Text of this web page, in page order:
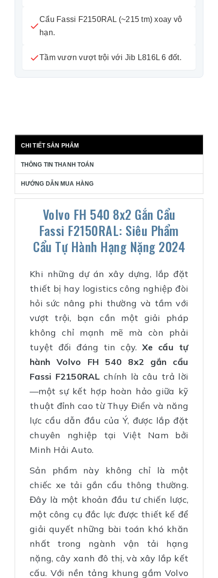
Cẩu Fassi F2150RAL (~215 tm) xoay vô
hạn.
Tầm vươn vượt trội với Jib L816L 6 đốt.
CHI TIẾT SẢN PHẨM
THÔNG TIN THANH TOÁN
HƯỚNG DẪN MUA HÀNG
Volvo FH 540 8x2 Gắn Cẩu
Fassi F2150RAL: Siêu Phẩm
Cẩu Tự Hành Hạng Nặng 2024
Khi những dự án xây dựng, lắp đặt
thiết bị hay logistics công nghiệp đòi
hỏi sức nâng phi thường và tầm với
vượt trội, bạn cần một giải pháp
không chỉ mạnh mẽ mà còn phải
tuyệt đối đáng tin cậy. Xe cẩu tự
hành Volvo FH 540 8x2 gắn cẩu
Fassi F2150RAL chính là câu trả lời
—một sự kết hợp hoàn hảo giữa kỹ
thuật đỉnh cao từ Thụy Điển và năng
lực cẩu dẫn đầu của Ý, được lắp đặt
chuyên nghiệp tại Việt Nam bởi
Minh Hải Auto.
Sản phẩm này không chỉ là một
chiếc xe tải gắn cẩu thông thường.
Đây là một khoản đầu tư chiến lược,
một công cụ đắc lực được thiết kế để
giải quyết những bài toán khó khăn
nhất trong ngành vận tải hạng
nặng, cây xanh đô thị, và xây lắp kết
cấu. Với nền tảng khung gầm Volvo